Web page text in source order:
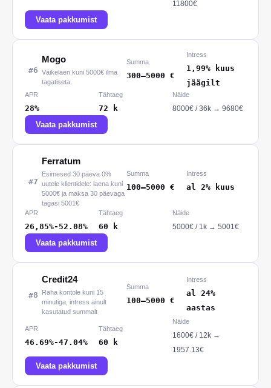
11800€
Vaata pakkumist
#6
Mogo
Väikelaen kuni 5000€ ilma
tagatiseta
Summa
300–5000 €
Intress
1,99% kuus
jäägilt
APR
28%
Tähtaeg
72 k
Näide
8000€ /36 k → 9680€
Vaata pakkumist
#7
Ferratum
Esimesed 30 päeva 0%
uutele klientidele: laena kuni
5000€ ja maksa 30 päevaga
tagasi 5001€
Summa
100–5000 €
Intress
al 2% kuus
APR
26,85%-52.08%
Tähtaeg
60 k
Näide
5000€ / 1 k → 5001€
Vaata pakkumist
#8
Credit24
Raha kontole kuni 15
minutiga, intress ainult
kasutatud summalt
Summa
100–5000 €
Intress
al 24%
aastas
APR
46.69%-47.04%
Tähtaeg
60 k
Näide
1600€ / 12 k →
1957.13€
Vaata pakkumist